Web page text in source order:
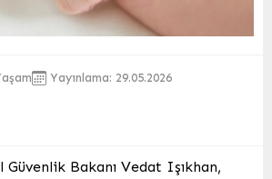
Yayınlama: 29.05.2026
Güvenlik Bakanı Vedat Işıkhan,